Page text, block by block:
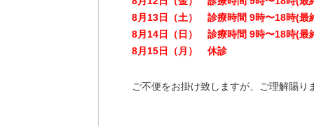
8月13日（土） 診療時間 9時〜18時(最
8月14日（日） 診療時間 9時〜18時(最
8月15日（月） 休診
ご不便をお掛け致しますが、ご理解賜り